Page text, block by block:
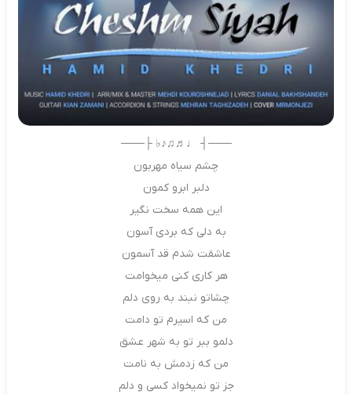
───┤ ♩♬♫♪♭ ├───
چشم سیاه مهربون
دلبر ابرو کمون
این همه سخت نگیر
به دلی که بردی آسون
عاشقت شدم قد آسمون
هر کاری کنی میخوامت
چشاتو نبند به روی دلم
من که اسیرم تو دامت
دلمو ببر تو به شهر عشق
من که زدمش به نامت
جز تو نمیخواد کسی و دلم